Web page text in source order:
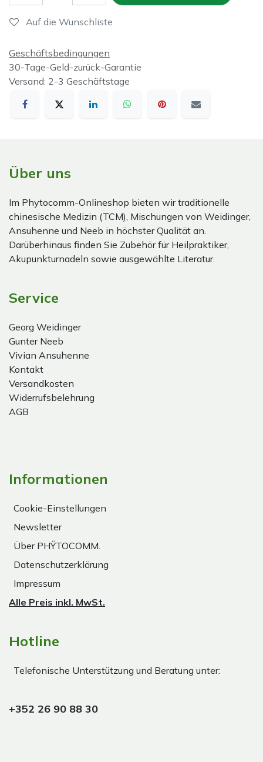
Auf die Wunschliste
Geschäftsbedingungen
30-Tage-Geld-zurück-Garantie
Versand: 2-3 Geschäftstage
Über uns
Im Phytocomm-Onlineshop bieten wir traditionelle
chinesische Medizin (TCM), Mischungen von Weidinger,
Ansuhenne und Neeb in höchster Qualität an.
Darüberhinaus finden Sie Zubehör für Heilpraktiker,
Akupunkturnadeln sowie ausgewählte Literatur.
Service
Georg Weidinger
Gunter Neeb
Vivian Ansuhenne
Kontakt
Versandkosten
Widerrufsbelehrung
AGB
Informationen
Cookie-Einstellungen
Newsletter
Über PHŸTOCOMM.
Datenschutzerklärung
Impressum
Alle Preis inkl. MwSt.
Hotline
Telefonische Unterstützung und Beratung unter:
+352 26 90 88 30